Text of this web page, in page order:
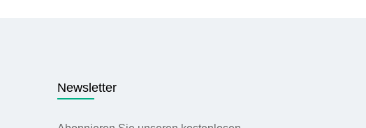
Newsletter